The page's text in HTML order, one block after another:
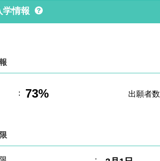
学情報
： 73% 出願者数